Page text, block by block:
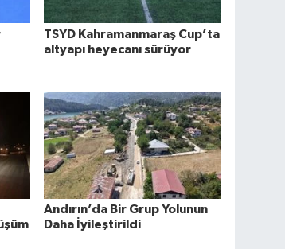
TSYD Kahramanmaraş Cup’ta
altyapı heyecanı sürüyor
Andırın’da Bir Grup Yolunun
Daha İyileştirildi